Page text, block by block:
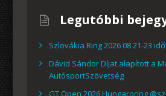
Legutóbbi
Szlovákia Ring 2026 08 21-23
Dávid Sándor Díjat alapított a
AutósportSzövetség
GT Open 2026 Hungaroring